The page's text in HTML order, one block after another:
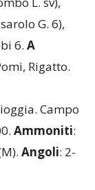
st Cizzico
L. sv),
G. 6),
6. A
Rigatto.
Campo
Ammoniti: